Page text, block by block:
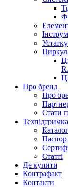
Про бренд
Про
Стати
Техпідтримка
Каталог
Статті
Де купити
Контрафакт
Контакти